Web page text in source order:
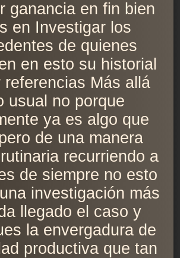
ganancia en fin bien
en Investigar los
de quienes
en esto su historial
referencias Más allá
usual no porque
ya es algo que
de una manera
recurriendo a
de siempre no esto
investigación más
llegado el caso y
la envergadura de
productiva que tan